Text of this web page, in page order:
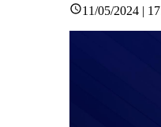
11/05/2024 |